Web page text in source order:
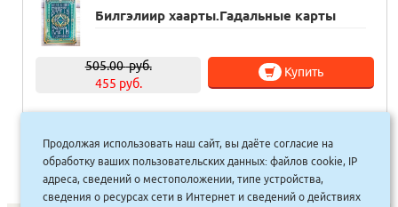
Билгэлиир хаарты.Гадальные карты
505.00руб.
455 руб.
Купить
1 2 3 4 … 11 12 13 »
Продолжая использовать наш сайт, вы даёте согласие на
обработку ваших пользовательских данных: файлов cookie, IP
адреса, сведений о местоположении, типе устройства,
сведения о ресурсах сети в Интернет и сведений о действиях